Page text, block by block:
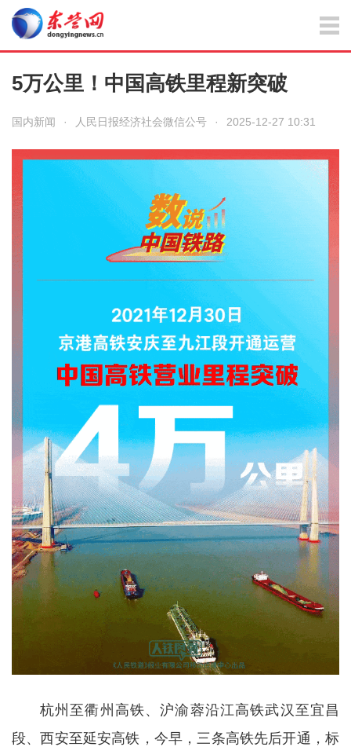
5万公里！中国高铁里程新突破
国内新闻 · 人民日报经济社会微信公号 · 2025-12-27 10:31
杭州至衢州高铁、沪渝蓉沿江高铁武汉至宜昌
段、西安至延安高铁，今早，三条高铁先后开通，标